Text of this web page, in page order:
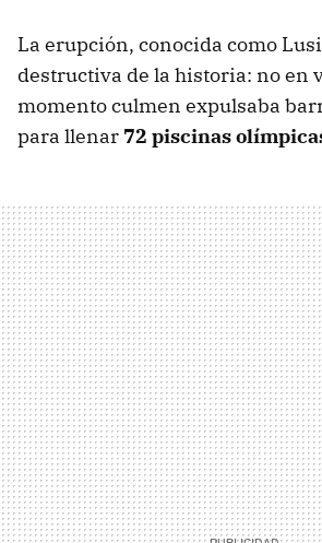
La erupción, conocida como
destructiva de la historia: no en
momento culmen expulsaba
para llenar 72 piscinas